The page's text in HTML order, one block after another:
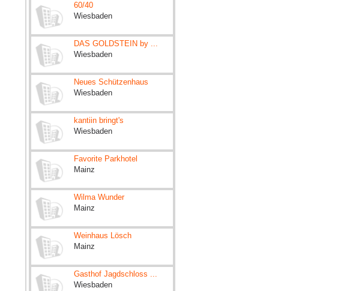
60/40
Wiesbaden
DAS GOLDSTEIN by ...
Wiesbaden
Neues Schützenhaus
Wiesbaden
kantiin bringt's
Wiesbaden
Favorite Parkhotel
Mainz
Wilma Wunder
Mainz
Weinhaus Lösch
Mainz
Gasthof Jagdschloss ...
Wiesbaden